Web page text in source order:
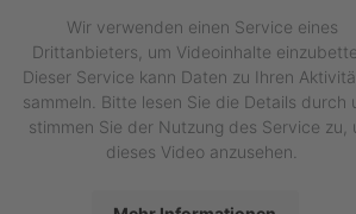
Wir verwenden einen Service eines
Drittanbieters, um Videoinhalte
Dieser Service kann Daten zu Ihren
sammeln. Bitte lesen Sie die Details durch
stimmen Sie der Nutzung des Service zu,
dieses Video anzusehen.